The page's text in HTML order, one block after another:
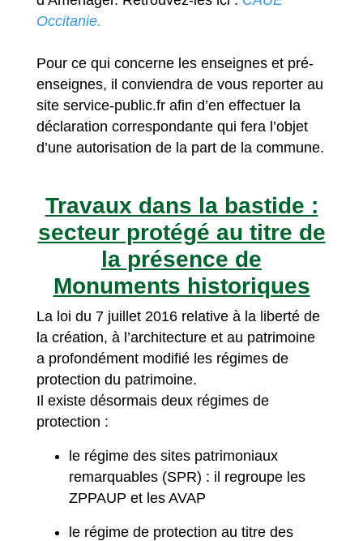
Occitanie.
Pour ce qui concerne les enseignes et pré-
enseignes, il conviendra de vous reporter au
site service-public.fr afin d’en effectuer la
déclaration correspondante qui fera l’objet
d’une autorisation de la part de la commune.
Travaux dans la bastide :
secteur protégé au titre de
la présence de
Monuments historiques
La loi du 7 juillet 2016 relative à la liberté de
la création, à l’architecture et au patrimoine
a profondément modifié les régimes de
protection du patrimoine.
Il existe désormais deux régimes de
protection :
le régime des sites patrimoniaux
remarquables (SPR) : il regroupe les
ZPPAUP et les AVAP
le régime de protection au titre des